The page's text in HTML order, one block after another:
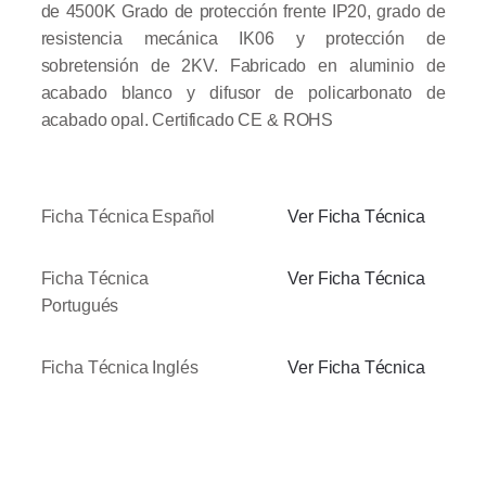
de 4500K Grado de protección frente IP20, grado de
resistencia mecánica IK06 y protección de
sobretensión de 2KV. Fabricado en aluminio de
acabado blanco y difusor de policarbonato de
acabado opal.Certificado CE & ROHS
Ficha Técnica Español Ver Ficha Técnica
Ficha Técnica
Portugués
Ver Ficha Técnica
Ficha Técnica Inglés Ver Ficha Técnica